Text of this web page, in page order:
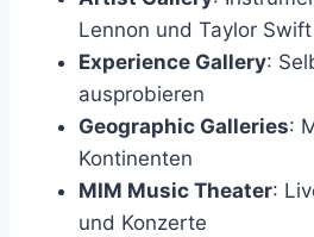
Lennon und Taylor Swift
Experience Gallery:
ausprobieren
Geographic Galleries:
Kontinenten
MIM Music Theater:
und Konzerte